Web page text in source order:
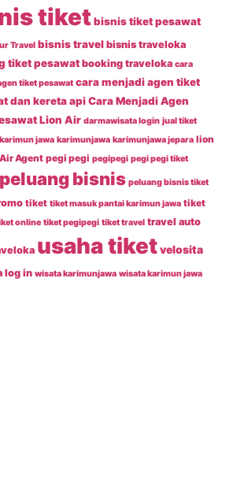
tiket bisnis tiket pesawat
Travel bisnis travel bisnis traveloka
tiket pesawatbooking traveloka cara
tiket pesawat cara menjadi agen tiket
dan kereta apiCara Menjadi Agen
Lion Air darmawisata login jual tiket
karimun jawa karimunjawa karimunjawa jepara lion
Agent pegi pegi pegipegi pegi pegi tiket
peluang bisnis peluang bisnis tiket
tiket tiket masuk pantai karimun jawa tiket
online tiket pegipegi tiket travel travel auto
usaha tiketvelosita
log in wisata karimunjawa wisata karimun jawa